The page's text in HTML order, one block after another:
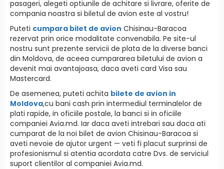
pasageri, alegeti optiunile de achitare si livrare, oferite de
compania noastra si biletul de avion este al vostru!
Puteti cumpara bilet de avion Chisinau-Baracoa
rezervat prin orice modalitate convenabila. Pe site-ul
nostru sunt prezente servicii de plata de la diverse banci
din Moldova, de aceea cumpararea biletului de avion a
devenit mai avantajoasa, daca aveti card Visa sau
Mastercard.
De asemenea, puteti achita bilete de avion in
Moldova,cu bani cash prin intermediul terminalelor de
plati rapide, in oficiile postale, la banci si in oficiile
companiei Avia.md. Iar daca aveti intrebari sau daca ati
cumparat de la noi bilet de avion Chisinau-Baracoa si
aveti nevoie de ajutor urgent — veti fi placut surprinsi de
profesionismul si atentia acordata catre Dvs. de serviciul
suport clientilor al companiei Avia.md.